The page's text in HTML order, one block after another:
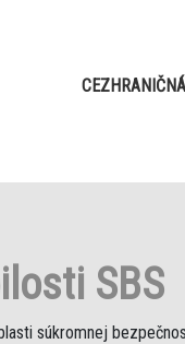
SBS
súkromnej